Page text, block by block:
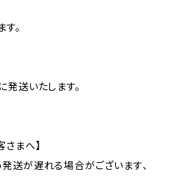
。
送いたします。
まへ】
送が遅れる場合がございます、